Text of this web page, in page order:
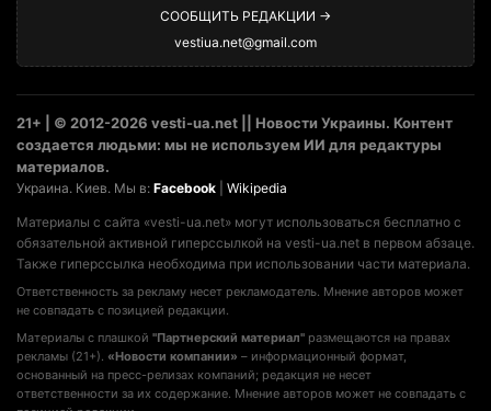
СООБЩИТЬ РЕДАКЦИИ →
vestiua.net@gmail.com
21+ | © 2012-2026 vesti-ua.net || Новости Украины. Контент
создается людьми: мы не используем ИИ для редактуры
материалов.
Украина. Киев. Мы в: Facebook Wikipedia
Материалы с сайта «vesti-ua.net» могут использоваться бесплатно с
обязательной активной гиперссылкой на vesti-ua.net в первом абзаце.
Также гиперссылка необходима при использовании части материала.
Ответственность за рекламу несет рекламодатель. Мнение авторов может
не совпадать с позицией редакции.
Материалы с плашкой "Партнерский материал" размещаются на правах
рекламы (21+). «Новости компании» – информационный формат,
основанный на пресс-релизах компаний; редакция не несет
ответственности за их содержание. Мнение авторов может не совпадать с